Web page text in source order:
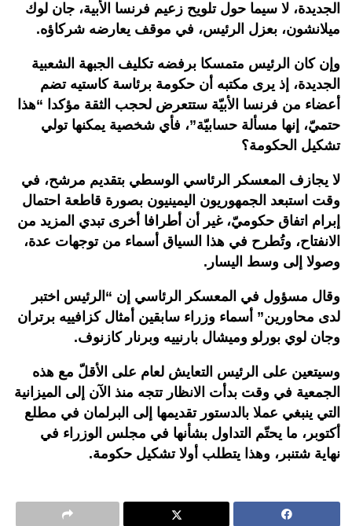
الجديدة، لا سيما حول تلويح زعيم فرنسا الأبية، جان لوك
ميلانشون، بعزل الرئيس، في موقف يعارضه شركاؤه.
وإن كان الرئيس متمسكا برفضه تكليف الجبهة الشعبية
الجديدة، إذ يرى مكتبه أن حكومة برئاسة كاستيه تضم
أعضاء من فرنسا الأبيّة ستتعرض لحجب الثقة مؤكدا “هذا
حتميّ، إنها مسألة حسابيّة”، فأي شخصية يمكنها تولي
تشكيل الحكومة؟
لا يجازف المعسكر الرئاسي الوسطي بتقديم مرشح، في
وقت استبعد الجمهوريون اليمينيون بصورة قاطعة احتمال
إبرام اتفاق حكوميّ، غير أن أطرافا أخرى تبدي المزيد من
الانفتاح، وتُطرح في هذا السياق أسماء من توجهات عدة،
وصولا إلى وسط اليسار.
وقال مسؤول في المعسكر الرئاسي إن “الرئيس اختبر
لدى محاورين” أسماء وزراء سابقين أمثال كزافييه برتران
وجان لوي بورلو وميشال بارنييه وبرنار كازنوف.
وسيتعين على الرئيس التعايش لعام على الأقلّ مع هذه
الجمعية في وقت بدأت الانظار تتجه منذ الآن إلى الميزانية
التي ينبغي عملا بالدستور تقديمها إلى البرلمان في مطلع
أكتوبر، ما يحتّم التداول بشأنها في مجلس الوزراء في
نهاية شتنبر، وهذا يتطلب أولا تشكيل حكومة.